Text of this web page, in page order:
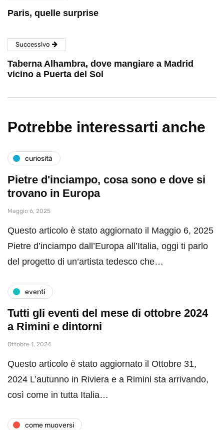
Paris, quelle surprise
Successivo
Taberna Alhambra, dove mangiare a Madrid
vicino a Puerta del Sol
Potrebbe interessarti anche
curiosità
Pietre d'inciampo, cosa sono e dove si
trovano in Europa
Maggio 6, 2025
Questo articolo è stato aggiornato il Maggio 6, 2025
Pietre d’inciampo dall’Europa all’Italia, oggi ti parlo
del progetto di un’artista tedesco che…
eventi
Tutti gli eventi del mese di ottobre 2024
a Rimini e dintorni
Ottobre 1, 2024
Questo articolo è stato aggiornato il Ottobre 31,
2024 L’autunno in Riviera e a Rimini sta arrivando,
così come in tutta Italia…
come muoversi